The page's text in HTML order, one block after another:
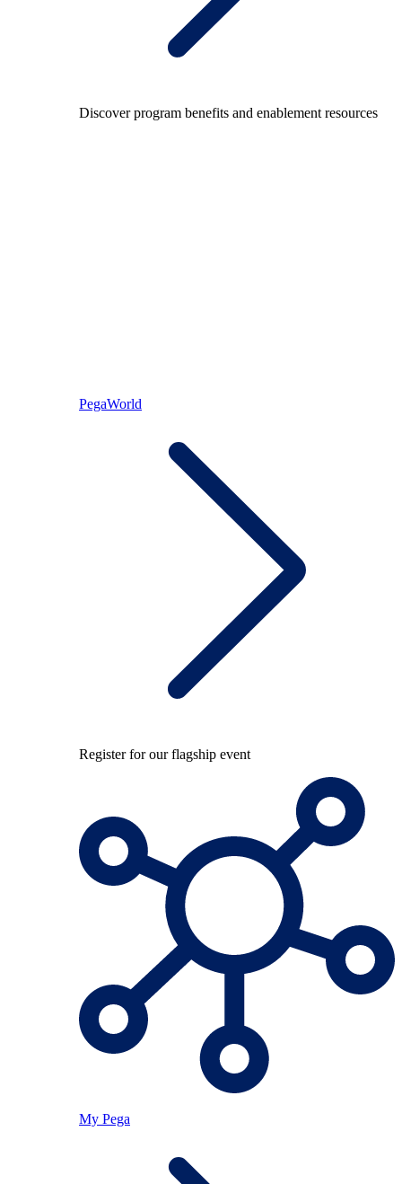
Discover program benefits and enablement resources
PegaWorld
Register for our flagship event
My Pega